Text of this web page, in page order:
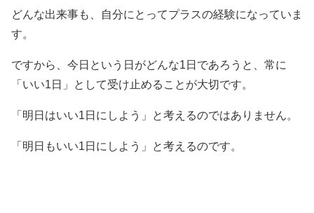
どんな出来事も、自分にとってプラスの経験になっていま
す。
ですから、今日という日がどんな1日であろうと、常に
「いい1日」として受け止めることが大切です。
「明日はいい1日にしよう」と考えるのではありません。
「明日もいい1日にしよう」と考えるのです。